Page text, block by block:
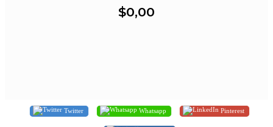
$0,00
Twitter Whatsapp Pinterest